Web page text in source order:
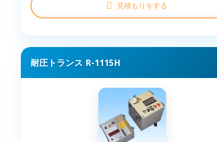
見積もりをする
耐圧トランス R-1115H